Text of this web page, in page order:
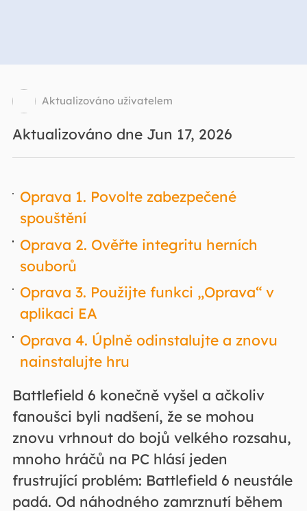
Aktualizováno uživatelem
Aktualizováno dne Jun 17, 2026
Oprava 1. Povolte zabezpečené
spouštění
Oprava 2. Ověřte integritu herních
souborů
Oprava 3. Použijte funkci „Oprava“ v
aplikaci EA
Oprava 4. Úplně odinstalujte a znovu
nainstalujte hru
Battlefield 6 konečně vyšel a ačkoliv
fanoušci byli nadšení, že se mohou
znovu vrhnout do bojů velkého rozsahu,
mnoho hráčů na PC hlásí jeden
frustrující problém: Battlefield 6 neustále
padá. Od náhodného zamrznutí během